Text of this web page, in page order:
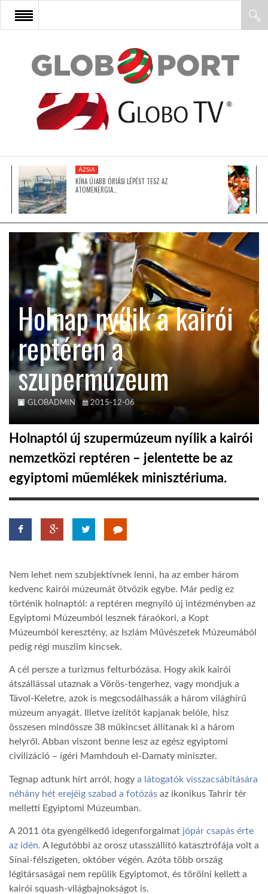
FŐOLDAL
AFRIKA
ÁZSIA
LATIN-AMERIKA
KÖZEL-KELET
AUSZTRÁLIA
A VILÁG ITTHON
GLOBOTV BP
HÍR3D
GLOBOTV
LINKTR.EE
GLOBOZSARU
DOBRAVERO.HU
LATIMO.HU
GLOBOBOOK
ÁZSIA
KÍNA ÚJABB ÓRIÁSI LÉPÉST TESZ AZ
ATOMENERGIA…
Holnap nyílik a kairói
reptéren a
szupermúzeum
GLOBADMIN 2015-12-06
Holnaptól új szupermúzeum nyílik a kairói
nemzetközi reptéren – jelentette be az
egyiptomi műemlékek minisztériuma.
Nem lehet nem szubjektívnek lenni, ha az ember három
kedvenc kairói múzeumát ötvözik egybe. Már pedig ez
történik holnaptól: a reptéren megnyíló új intézményben az
Egyiptomi Múzeumból lesznek fáraókori, a Kopt
Múzeumból keresztény, az Iszlám Művészetek Múzeumából
pedig régi muszlim kincsek.
A cél persze a turizmus felturbózása. Hogy akik kairói
átszállással utaznak a Vörös-tengerhez, vagy mondjuk a
Távol-Keletre, azok is megcsodálhassák a három világhírű
múzeum anyagát. Illetve ízelítőt kapjanak belóle, hisz
összesen mindössze 38 műkincset állítanak ki a három
helyről. Abban viszont benne lesz az egész egyiptomi
civilizáció – ígéri Mamhdouh el-Damaty miniszter.
Tegnap adtunk hírt arról, hogy a látogatók visszacsábítására
néhány hét erejéig szabad a fotózás az ikonikus Tahrir tér
melletti Egyiptomi Múzeumban.
A 2011 óta gyengélkedő idegenforgalmat jópár csapás érte
az idén. A legutóbbi az orosz utasszállító katasztrófája volt a
Sínai-félszigeten, október végén. Azóta több ország
légitársaságai nem repülik Egyiptomot, és törölni kellett a
kairói squash-világbajnokságot is.